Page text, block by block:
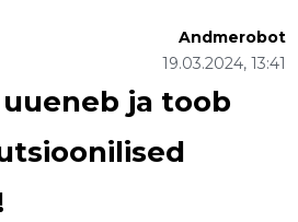
ja toob
19.03.2024, 13:41
Andmerobot